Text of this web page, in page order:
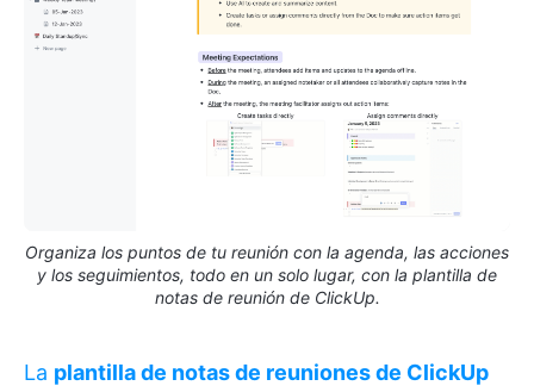
Organiza los puntos de tu reunión con la agenda, las acciones
y los seguimientos, todo en un solo lugar, con la plantilla de
notas de reunión de ClickUp.
La plantilla de notas de reuniones de ClickUp